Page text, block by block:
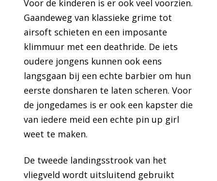
Voor de kinderen is er ook veel voorzien.
Gaandeweg van klassieke grime tot
airsoft schieten en een imposante
klimmuur met een deathride. De iets
oudere jongens kunnen ook eens
langsgaan bij een echte barbier om hun
eerste donsharen te laten scheren. Voor
de jongedames is er ook een kapster die
van iedere meid een echte pin up girl
weet te maken.
De tweede landingsstrook van het
vliegveld wordt uitsluitend gebruikt